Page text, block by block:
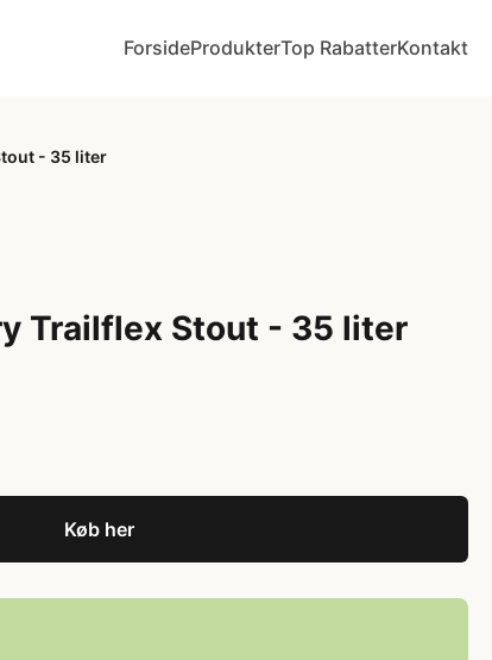
ForsideProdukterTop RabatterKontakt
- 35 liter
Trailflex Stout - 35 liter
Køb her